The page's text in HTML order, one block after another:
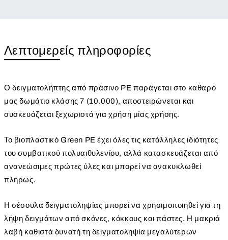
Λεπτομερείς πληροφορίες
Ο δειγματολήπτης από πράσινο PE παράγεται στο καθαρό
μας δωμάτιο κλάσης 7 (10.000), αποστειρώνεται και
συσκευάζεται ξεχωριστά για χρήση μίας χρήσης.
Το βιοπλαστικό Green PE έχει όλες τις κατάλληλες ιδιότητες
του συμβατικού πολυαιθυλενίου, αλλά κατασκευάζεται από
ανανεώσιμες πρώτες ύλες και μπορεί να ανακυκλωθεί
πλήρως.
Η σέσουλα δειγματοληψίας μπορεί να χρησιμοποιηθεί για τη
λήψη δειγμάτων από σκόνες, κόκκους και πάστες. Η μακριά
λαβή καθιστά δυνατή τη δειγματοληψία μεγαλύτερων